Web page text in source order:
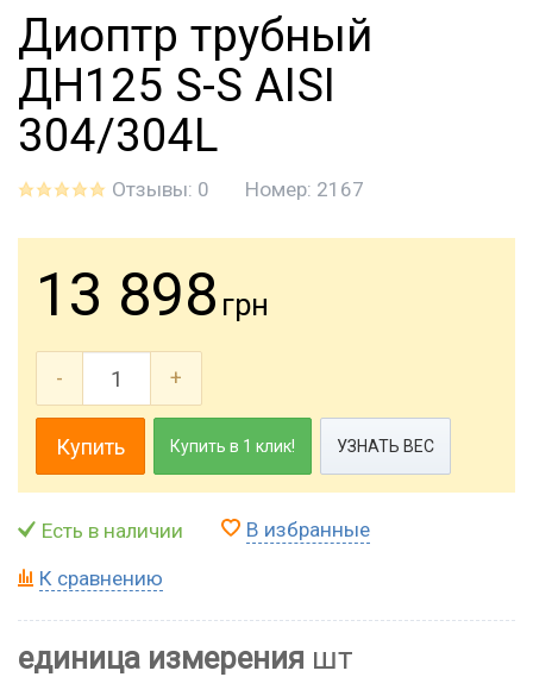
Диоптр трубный
ДН125 S-S AISI
304/304L
Отзывы: 0 Номер: 2167
13 898 грн
- +
Купить Купить в 1 клик! УЗНАТЬ ВЕС
Есть в наличии В избранные
К сравнению
единица измерения шт